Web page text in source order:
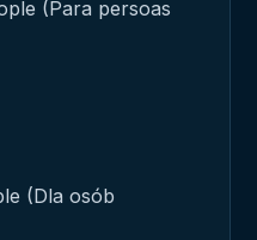
(Para persoas
(Dla osób